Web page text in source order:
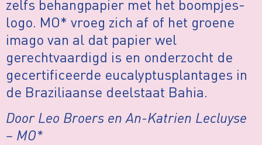
zelfs behangpapier met het boompjes-
logo. MO* vroeg zich af of het groene
imago van al dat papier wel
gerechtvaardigd is en onderzocht de
gecertificeerde eucalyptusplantages in
de Braziliaanse deelstaat Bahia.
Door Leo Broers en An-Katrien Lecluyse
– MO*